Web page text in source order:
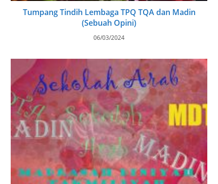
Tumpang Tindih Lembaga TPQ TQA dan Madin
(Sebuah Opini)
06/03/2024